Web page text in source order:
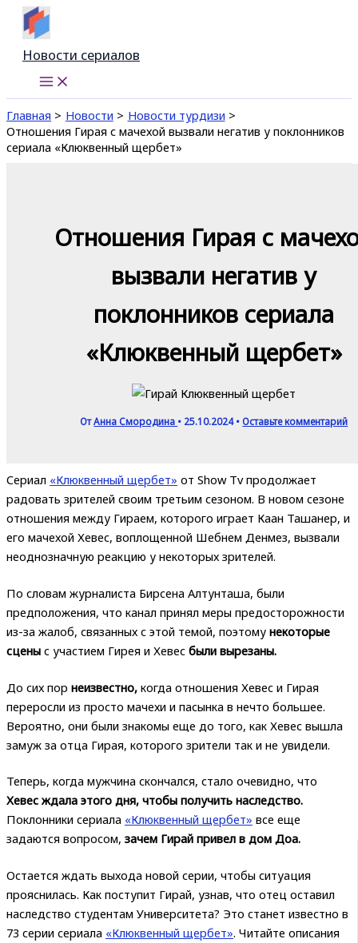
Перейти
содержимому
Новости сериалов
Главная Новости
Новости турдизи
Отношения Гирая с мачехой вызвали негатив у поклонников
сериала «Клюквенный щербет»
Отношения Гирая с
вызвали негатив у
поклонников сериала
«Клюквенный щербет»
ОтАнна Смородина • 25.10.2024• Оставьте комментарий
Сериал «Клюквенный щербет» от Show Tv продолжает
радовать зрителей своим третьим сезоном. В новом сезоне
отношения между Гираем, которого играет Каан Ташанер, и
его мачехой Хевес, воплощенной Шебнем Денмез, вызвали
неоднозначную реакцию у некоторых зрителей.
По словам журналиста Бирсена Алтунташа, были
предположения, что канал принял меры предосторожности
из-за жалоб, связанных с этой темой, поэтому некоторые
сцены с участием Гирея и Хевес были вырезаны.
До сих пор неизвестно, когда отношения Хевес и Гирая
переросли из просто мачехи и пасынка в нечто большее.
Вероятно, они были знакомы еще до того, как Хевес вышла
замуж за отца Гирая, которого зрители так и не увидели.
Теперь, когда мужчина скончался, стало очевидно, что
Хевес ждала этого дня, чтобы получить наследство.
Поклонники сериала «Клюквенный щербет» все еще
задаются вопросом, зачем Гирай привел в дом Доа.
Остается ждать выхода новой серии, чтобы ситуация
прояснилась. Как поступит Гирай, узнав, что отец оставил
наследство студентам Университета? Это станет известно в
73 серии сериала «Клюквенный щербет». Читайте описания